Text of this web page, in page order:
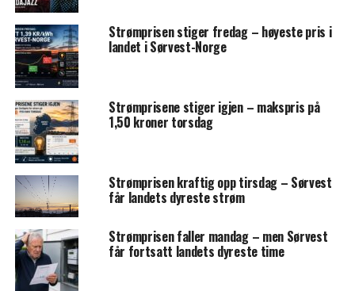
Strømprisen stiger fredag – høyeste pris i
landet i Sørvest-Norge
Strømprisene stiger igjen – makspris på
1,50 kroner torsdag
Strømprisen kraftig opp tirsdag – Sørvest
får landets dyreste strøm
Strømprisen faller mandag – men Sørvest
får fortsatt landets dyreste time